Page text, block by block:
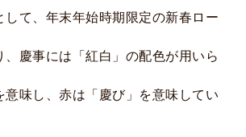
して、年末年始時期限定の新春ロー
、慶事には「紅白」の配色が用いら
意味し、赤は「慶び」を意味してい